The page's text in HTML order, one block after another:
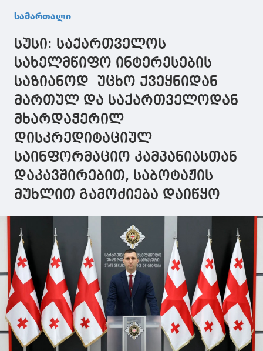
პატიმრობა
მიესაჯა, ხოლო
9 წელი და 9 თვე
შეიძლება უკვე
დაკავებულის ის
პირი, რომელზეც
იყო საუბარი
ბოლო დღეების
განმავლობაში
სამართალი
სუსი: საქართველოს
სახელმწიფო ინტერესების
საზიანოდ უცხო ქვეყნიდან
მართულ და საქართველოდან
მხარდაჭერილ
დისკრედიტაციულ
საინფორმაციო კამპანიასთან
დაკავშირებით, საბოტაჟის
მუხლით გამოძიება დაიწყო